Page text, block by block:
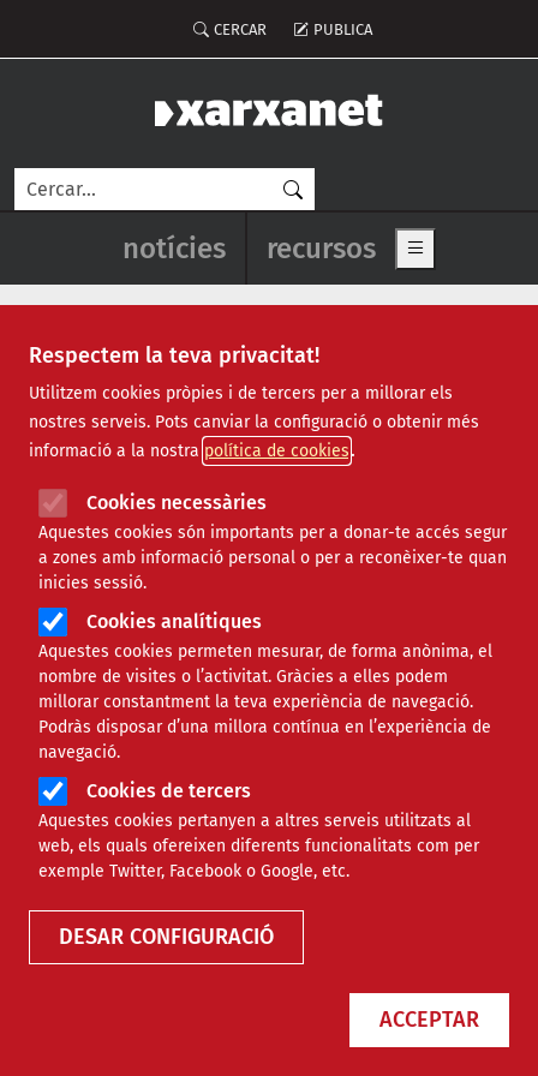
Respectem la teva privacitat!
Utilitzem cookies pròpies i de tercers per a millorar els
nostres serveis. Pots canviar la configuració o obtenir més
informació a la nostra política de cookies
Cookies necessàries
Aquestes cookies són importants per a donar-te accés segur
a zones amb informació personal o per a reconèixer-te quan
inicies sessió.
Cookies analítiques
Aquestes cookies permeten mesurar, de forma anònima, el
nombre de visites o l’activitat. Gràcies a elles podem
millorar constantment la teva experiència de navegació.
Podràs disposar d’una millora contínua en l’experiència de
navegació.
Cookies de tercers
Aquestes cookies pertanyen a altres serveis utilitzats al
web, els quals ofereixen diferents funcionalitats com per
exemple Twitter, Facebook o Google, etc.
DESAR CONFIGURACIÓ
ACCEPTAR
Menú del compte d'usuari
CERCAR PUBLICA
Cerca
Navegació principal de
notícies recursos Show main
Recursos
Tots | Econòmic | Jurídic | Projectes | Tecnològic |
Formació | Finançament | Biblioteca |
Ofertes de feina
Webinars
Àmbit
Com editar vídeos amb
CapCut, l'aplicació germana
de Tik Tok
Comparteix
F
a
X Compartir en altres xarxes socials
29/12/2025
Colectic - Informàtic